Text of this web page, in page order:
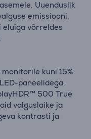
Uuenduslik
emissiooni,
eluiga võrreldes
kuni 15%
paneelidega.
500 True
valguslaike ja
kontrasti ja